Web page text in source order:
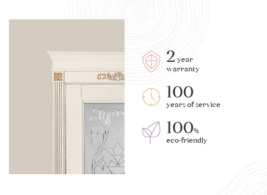
2 year
warranty
100
years of service
100%
eco-friendly